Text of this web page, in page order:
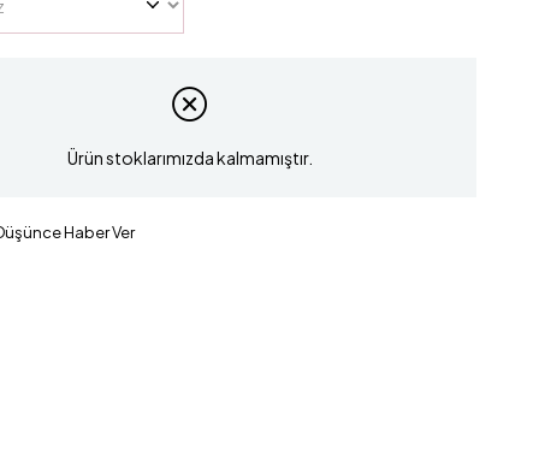
Ürün stoklarımızda kalmamıştır.
Haber Ver